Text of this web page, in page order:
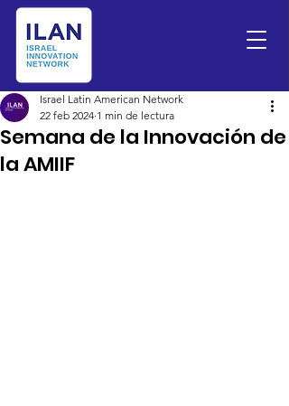
Semana de la Innovación de
la AMIIF
Israel Latin American Network
22 feb 2024 1 min de lectura